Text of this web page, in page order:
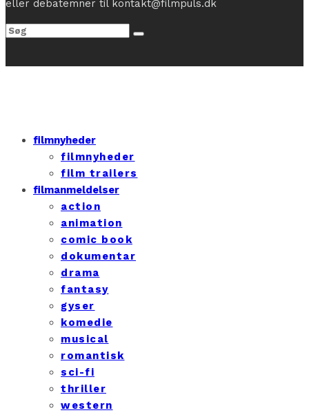
eller debatemner til kontakt@filmpuls.dk
filmnyheder
filmnyheder
film trailers
filmanmeldelser
action
animation
comic book
dokumentar
drama
fantasy
gyser
komedie
musical
romantisk
sci-fi
thriller
western